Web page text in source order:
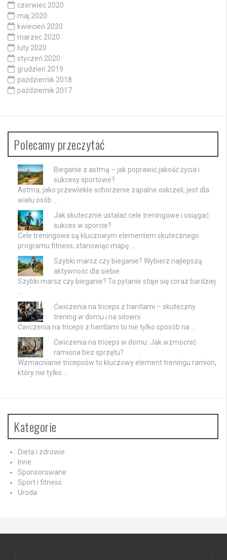
czerwiec 2020
maj 2020
kwiecień 2020
marzec 2020
luty 2020
styczeń 2020
grudzień 2019
październik 2018
październik 2017
Polecamy przeczytać
Bieganie z astmą – jak poprawić jakość życia i
sukcesy sportowe?
Astma, jako przewlekłe schorzenie zapalne oskrzeli, jest dla
wielu osób …
Jak skutecznie ustalać cele treningowe i osiągać
sukces w sporcie?
Cele treningowe są kluczowym elementem skutecznego
programu fitness, stanowiąc mapę …
Szybki marsz czy bieganie? Wybierz najlepszą
aktywność dla siebie
Szybki marsz czy bieganie? To pytanie staje się coraz bardziej
Ćwiczenia na triceps z hantlami – skuteczny
trening w domu i na siłowni
Ćwiczenia na triceps z hantlami to nie tylko sposób na …
Ćwiczenia na triceps w domu: Jak wzmocnić
ramiona bez sprzętu?
Wzmacnianie tricepsów to kluczowy element treningu ramion,
który nie tylko …
Kategorie
Dieta i zdrowie
Inne
Sponsorowane
Sport i fitness
Uroda